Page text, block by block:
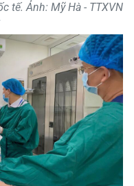
tế. Ảnh: Mỹ Hà - TTXVN